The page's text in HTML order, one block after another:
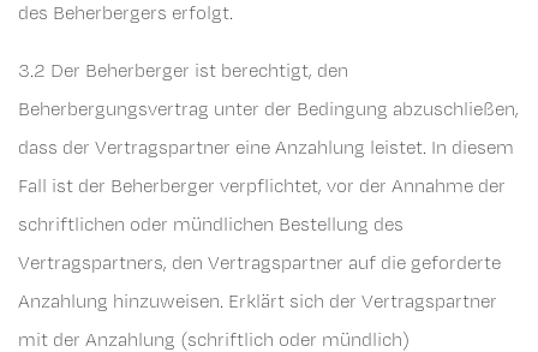
des Beherbergers erfolgt.
3.2 Der Beherberger ist berechtigt, den
Beherbergungsvertrag unter der Bedingung abzuschließen,
dass der Vertragspartner eine Anzahlung leistet. In diesem
Fall ist der Beherberger verpflichtet, vor der Annahme der
schriftlichen oder mündlichen Bestellung des
Vertragspartners, den Vertragspartner auf die geforderte
Anzahlung hinzuweisen. Erklärt sich der Vertragspartner
mit der Anzahlung (schriftlich oder mündlich)